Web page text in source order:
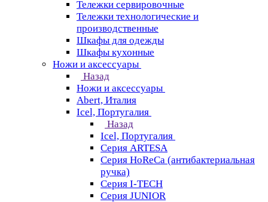
Тележки сервировочные
Тележки технологические и
производственные
Шкафы для одежды
Шкафы кухонные
Ножи и аксессуары
Назад
Ножи и аксессуары
Abert, Италия
Icel, Португалия
Назад
Icel, Португалия
Серия ARTESA
Серия HoReCa (антибактериальная
ручка)
Серия I-TECH
Серия JUNIOR